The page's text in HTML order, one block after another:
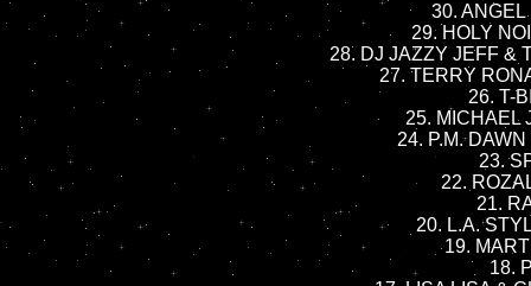
30. ANGEL
29. HOLY
28. DJ JAZZY JEFF &
27. TERRY
26. T-
25. MICHAEL
24. P.M.
23.
22.
21.
20. L.A.
19.
18.